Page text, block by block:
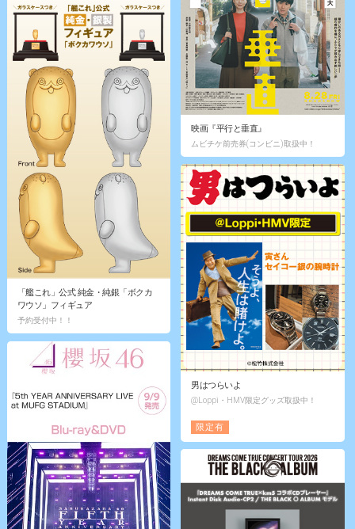
映画『平行と垂直』
ムビチケ前売券(コンビニ)取扱中！
「艦これ」公式 純金・純銀「ボクカ
ワウソ」フィギュア
予約受付中！！
男はつらいよ
@Loppi・HMV限定グッズ取扱中！
限定有